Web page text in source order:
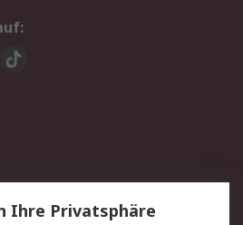
Lieferlösungen
Ihre Privatsphäre